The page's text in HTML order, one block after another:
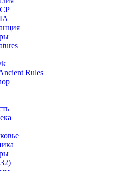
Rules